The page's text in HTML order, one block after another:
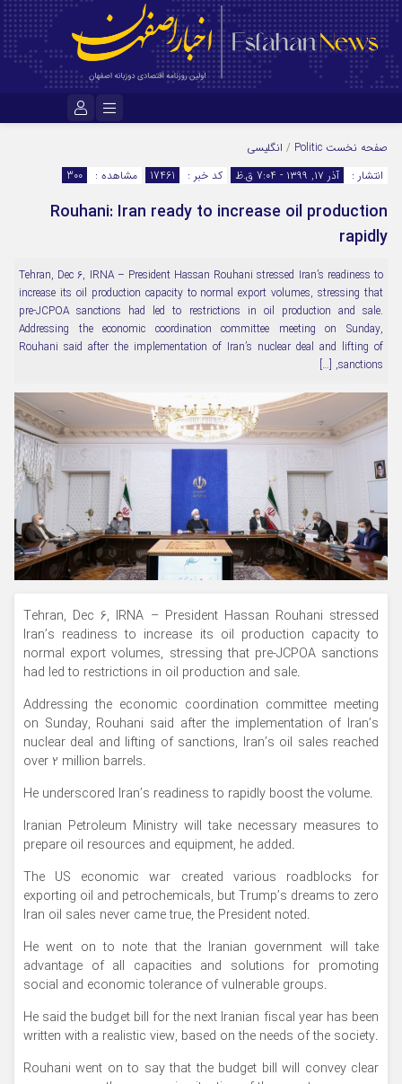
نام کاربری یا نشانی ایمیل
رمز عبور
مرا به خاطر بسپار
صفحه نخست Politic
/ انگلیسی
انتشار :
آذر ۱۷, ۱۳۹۹ - 7:04 ق.ظ کد خبر : 17461 مشاهده : 300
Rouhani: Iran ready to increase oil production
rapidly
Tehran, Dec 6, IRNA – President Hassan Rouhani stressed Iran’s readiness to
increase its oil production capacity to normal export volumes, stressing that
pre-JCPOA sanctions had led to restrictions in oil production and sale.
Addressing the economic coordination committee meeting on Sunday,
Rouhani said after the implementation of Iran’s nuclear deal and lifting of
sanctions, […]
Tehran, Dec 6, IRNA – President Hassan Rouhani stressed
Iran’s readiness to increase its oil production capacity to
normal export volumes, stressing that pre-JCPOA sanctions
had led to restrictions in oil production and sale.
Addressing the economic coordination committee meeting
on Sunday, Rouhani said after the implementation of Iran’s
nuclear deal and lifting of sanctions, Iran’s oil sales reached
over 2 million barrels.
He underscored Iran’s readiness to rapidly boost the volume.
Iranian Petroleum Ministry will take necessary measures to
prepare oil resources and equipment, he added.
The US economic war created various roadblocks for
exporting oil and petrochemicals, but Trump’s dreams to zero
Iran oil sales never came true, the President noted.
He went on to note that the Iranian government will take
advantage of all capacities and solutions for promoting
social and economic tolerance of vulnerable groups.
He said the budget bill for the next Iranian fiscal year has been
written with a realistic view, based on the needs of the society.
Rouhani went on to say that the budget bill will convey clear